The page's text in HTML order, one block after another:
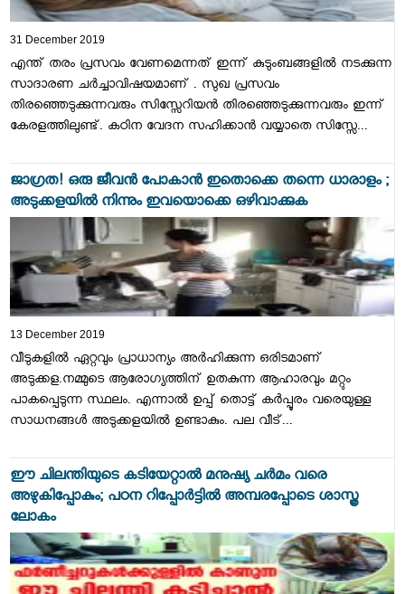
31 December 2019
എന്ത് തരം പ്രസവം വേണമെന്നത് ഇന്ന് കുടുംബങ്ങളിൽ നടക്കുന്ന
സാദാരണ ചർച്ചാവിഷയമാണ് . സുഖ പ്രസവം
തിരഞ്ഞെടുക്കുന്നവരും സിസ്സേറിയൻ തിരഞ്ഞെടുക്കുന്നവരും ഇന്ന്
കേരളത്തിലുണ്ട്. കഠിന വേദന സഹിക്കാൻ വയ്യാതെ സിസ്സേ...
ജാഗ്രത! ഒരു ജീവൻ പോകാൻ ഇതൊക്കെ തന്നെ ധാരാളം ;
അടുക്കളയിൽ നിന്നും ഇവയൊക്കെ ഒഴിവാക്കുക
13 December 2019
വീടുകളിൽ ഏറ്റവും പ്രാധാന്യം അർഹിക്കുന്ന ഒരിടമാണ്
അടുക്കള.നമ്മുടെ ആരോഗ്യത്തിന് ഉതകുന്ന ആഹാരവും മറ്റും
പാകപ്പെടുന്ന സ്ഥലം. എന്നാൽ ഉപ്പ് തൊട്ട് കര്‍പ്പൂരം വരെയുള്ള
സാധനങ്ങള്‍ അടുക്കളയിൽ ഉണ്ടാകും. പല വീട്...
ഈ ചിലന്തിയുടെ കടിയേറ്റാല്‍ മനുഷ്യ ചര്‍മം വരെ
അഴുകിപ്പോകും; പഠന റിപ്പോർട്ടിൽ അമ്പരപ്പോടെ ശാസ്ത്ര
ലോകം